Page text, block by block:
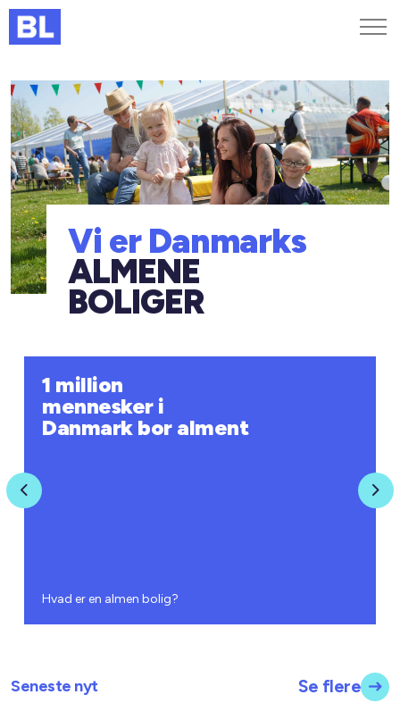
Genveje
Find medarbejder
Kurser og arrangementer
Jobportalen
MitBL
Vi er Danmarks
ALMENE
BOLIGER
Previous
1 million
mennesker i
Danmark bor alment
Hvad er en almen bolig?
Seneste nyt Se flere